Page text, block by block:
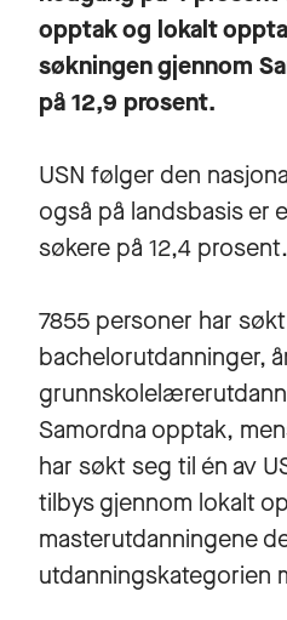
opptak og lokalt
søkningen gjennom
på 12,9 prosent.
USN følger den
også på landsbasis er
søkere på 12,4 prosent.
7855 personer har
bachelorutdanninger,
Samordna opptak,
har søkt seg til én av
tilbys gjennom lokalt
masterutdanningene
utdanningskategorien